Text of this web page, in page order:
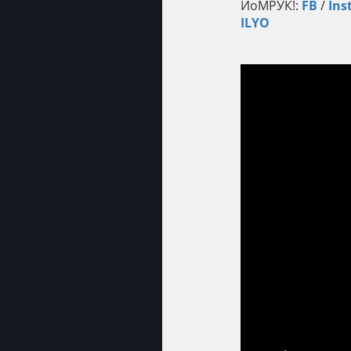
ЙоМРУК!: FB​​​ /
ILYO